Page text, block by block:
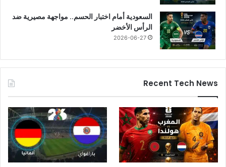
السعودية أمام اختبار الحسم.. مواجهة مصيرية ضد
الرأس الأخضر
2026-06-27
Recent Tech News